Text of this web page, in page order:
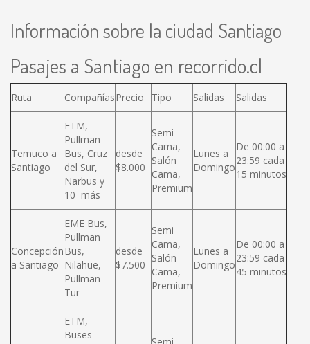
Información sobre la ciudad Santiago
Pasajes a Santiago en recorrido.cl
Ruta CompañíasPrecio Tipo Salidas Salidas
Temuco a
Santiago
ETM,
Pullman
Bus, Cruz
del Sur,
Narbus y
10 más
desde
$8.000
Semi
Cama,
Salón
Cama,
Premium
Lunes a
Domingo
De 00:00 a
23:59 cada
15 minutos
Concepción
a Santiago
EME Bus,
Pullman
Bus,
Nilahue,
Pullman
Tur
desde
$7.500
Semi
Cama,
Salón
Cama,
Premium
Lunes a
Domingo
De 00:00 a
23:59 cada
45 minutos
ETM,
Buses